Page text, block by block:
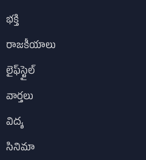
భక్తి
రాజకీయాలు
లైఫ్‌స్టైల్‌
వార్తలు
విద్య
సినిమా